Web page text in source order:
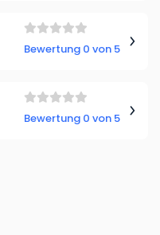
Bewertung 0 von 5
Bewertung 0 von 5